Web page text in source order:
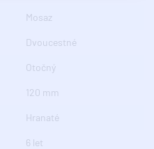
Mosaz
Dvoucestné
Otočný
120 mm
Hranaté
6 let